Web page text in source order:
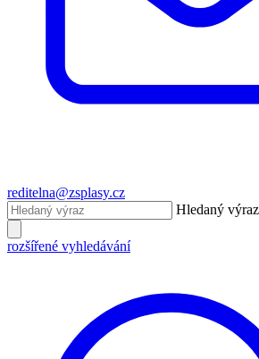
reditelna@zsplasy.cz
Hledaný výraz
rozšířené vyhledávání